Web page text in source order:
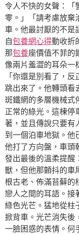
令人不快的女聲：「
零。」「請考慮放棄
車。他最討厭的不是
自包養網心得動收折
那包養座價值不菲的
像兩片羞澀的耳朵一
「你還是別看了，
跳出來了。他轉頭看
斑鐵網的多層機械式
正常的綠光。這棟停
著，並且傳說只要有
到一個泊車地獄。他
他打了方向盤，車頭
發出最後的溫柔提醒
獸，但他那顫抖的車
根古老、佈滿苔蘚的
戀人之間的耳語。接
綠色光芒。猛地從柱
掀背車。光芒消失後
一臉困惑的表情。何